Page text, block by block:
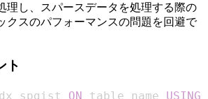
理し、スパースデータを処理する際の
クスのパフォーマンスの問題を回避で
ト
ON table_name USING